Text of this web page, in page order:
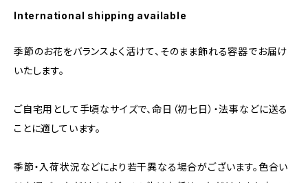
International shipping available
季節のお花をバランスよく活けて、そのまま飾れる容器でお届け
いたします。
ご自宅用として手頃なサイズで、命日（初七日）・法事などに送る
ことに適しています。
季節・入荷状況などにより若干異なる場合がございます。色合い